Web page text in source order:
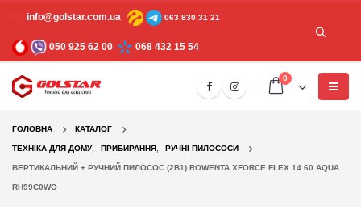
info@golstar.com.ua 063 830 31 21
050 925 62 00 068 432 15 54
0
ГОЛОВНА КАТАЛОГ
ТЕХНІКА ДЛЯ ДОМУ, ПРИБИРАННЯ, РУЧНІ ПИЛОСОСИ
ВЕРТИКАЛЬНИЙ + РУЧНИЙ ПИЛОСОС (2В1) ROWENTA XFORCE FLEX 14.60 AQUA
RH99C0WO